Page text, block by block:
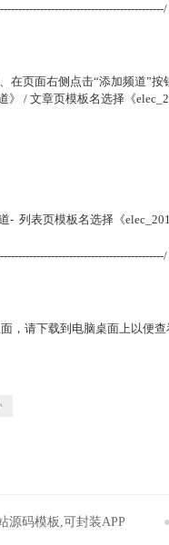
在页面右侧点击“添加频道”按
/ 文章页模板名选择《
- 列表页模板名选择《
，请下载到电脑桌面上以便
源码模板,可封装APP